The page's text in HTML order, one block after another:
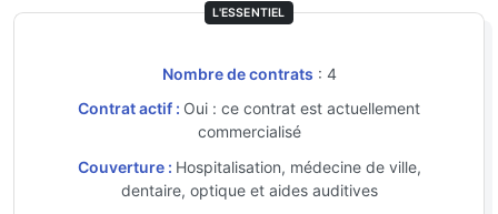
L'ESSENTIEL
Nombre de contrats : 4
Contrat actif : Oui : ce contrat est actuellement
commercialisé
Couverture : Hospitalisation, médecine de ville,
dentaire, optique et aides auditives